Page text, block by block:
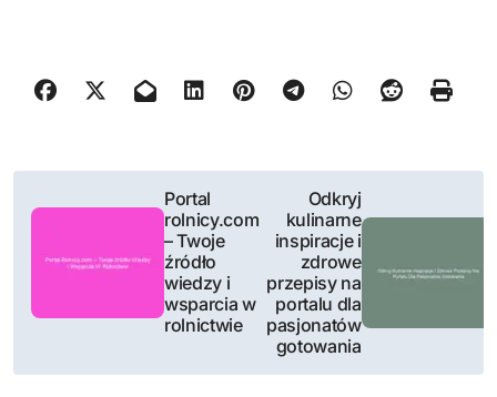
g
Portal
rolnicy.com
– Twoje
źródło
wiedzy i
wsparcia w
rolnictwie
Odkryj
kulinarne
inspiracje i
zdrowe
przepisy na
portalu dla
pasjonatów
gotowania